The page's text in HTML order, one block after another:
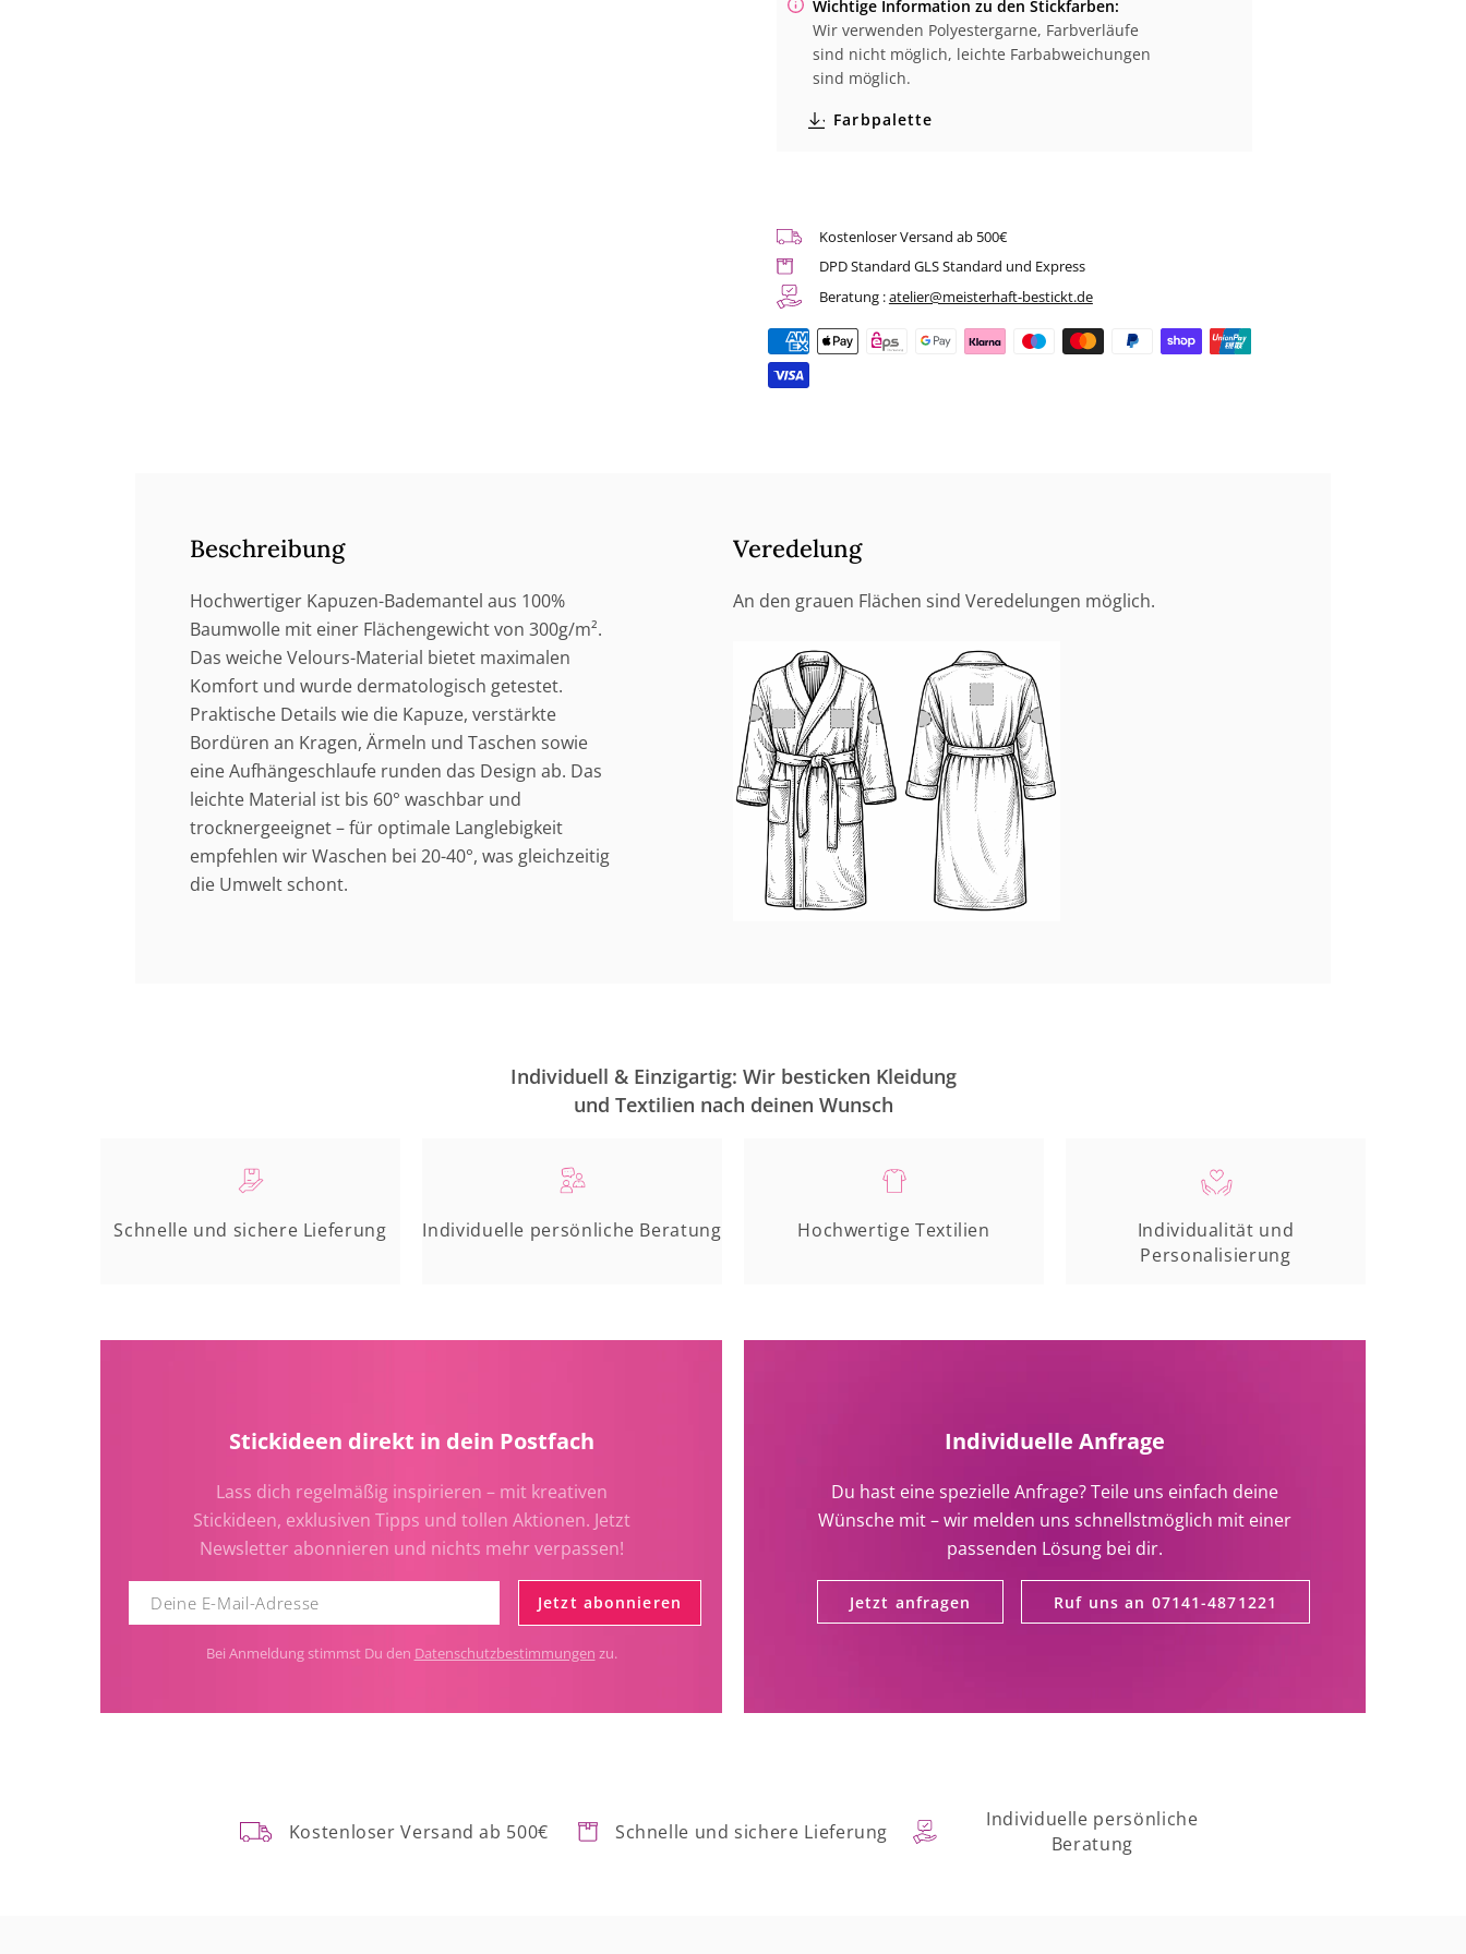
|
Art.
Nr.
49.1767
|
Art.
Nr.
49.1767
Wichtige Information zu den Stickfarben:
Wir verwenden Polyestergarne, Farbverläufe
sind nicht möglich, leichte Farbabweichungen
sind möglich.
Farbpalette
Kostenloser Versand ab 500€
DPD Standard GLS Standard und Express
Beratung :atelier@meisterhaft-bestickt.de
Beschreibung
Hochwertiger Kapuzen-Bademantel aus 100%
Baumwolle mit einer Flächengewicht von 300g/m².
Das weiche Velours-Material bietet maximalen
Komfort und wurde dermatologisch getestet.
Praktische Details wie die Kapuze, verstärkte
Bordüren an Kragen, Ärmeln und Taschen sowie
eine Aufhängeschlaufe runden das Design ab. Das
leichte Material ist bis 60° waschbar und
trocknergeeignet – für optimale Langlebigkeit
empfehlen wir Waschen bei 20-40°, was gleichzeitig
die Umwelt schont.
Veredelung
An den grauen Flächen sind Veredelungen möglich.
Individuell & Einzigartig: Wir besticken Kleidung
und Textilien nach deinen Wunsch
Schnelle und sichere Lieferung Individuelle persönliche Beratung Hochwertige Textilien
Individualität und
Personalisierung
Stickideen direkt in dein Postfach
Lass dich regelmäßig inspirieren – mit kreativen
Stickideen, exklusiven Tipps und tollen Aktionen. Jetzt
Newsletter abonnieren und nichts mehr verpassen!
Jetzt abonnieren
Bei Anmeldung stimmst Du den Datenschutzbestimmungen zu.
Individuelle Anfrage
Du hast eine spezielle Anfrage? Teile uns einfach deine
Wünsche mit – wir melden uns schnellstmöglich mit einer
passenden Lösung bei dir.
Jetzt anfragen Ruf uns an 07141-4871221
Kostenloser Versand ab 500€ Schnelle und sichere Lieferung
Individuelle persönliche
Beratung